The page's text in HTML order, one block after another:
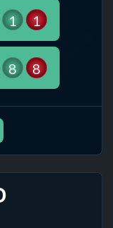
1 1
8 8